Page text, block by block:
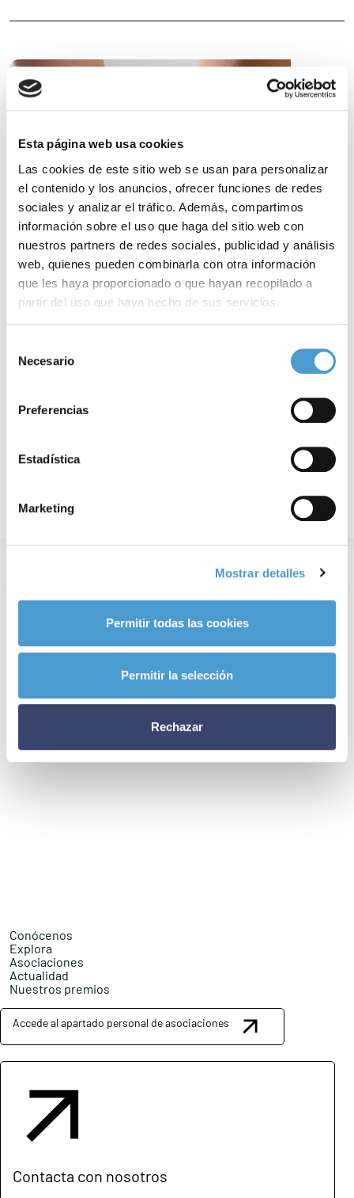
Esta página web usa cookies
Las cookies de este sitio web se usan para personalizar
el contenido y los anuncios, ofrecer funciones de redes
sociales y analizar el tráfico. Además, compartimos
información sobre el uso que haga del sitio web con
nuestros partners de redes sociales, publicidad y análisis
web, quienes pueden combinarla con otra información
que les haya proporcionado o que hayan recopilado a
partir del uso que haya hecho de sus servicios.
de cookies
Necesario
Preferencias
Estadística
Marketing
Mostrar detalles
Permitir todas las cookies
Permitir la selección
Rechazar
DE INTERÉS
Conócenos
Explora
Asociaciones
Actualidad
Nuestros premios
Accede al apartado personal de asociaciones
Contacta con nosotros